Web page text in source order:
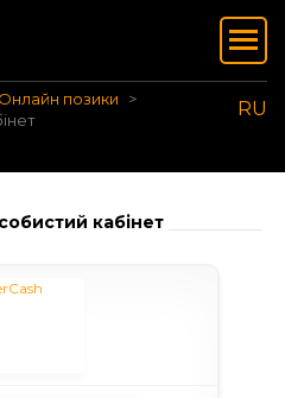
Онлайн позики
RU
кабінет